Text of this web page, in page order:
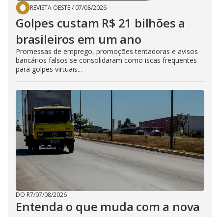
REVISTA OESTE/ 07/08/2026
Golpes custam R$ 21 bilhões a
brasileiros em um ano
Promessas de emprego, promoções tentadoras e avisos
bancários falsos se consolidaram como iscas frequentes
para golpes virtuais...
DO R7/07/08/2026
Entenda o que muda com a nova